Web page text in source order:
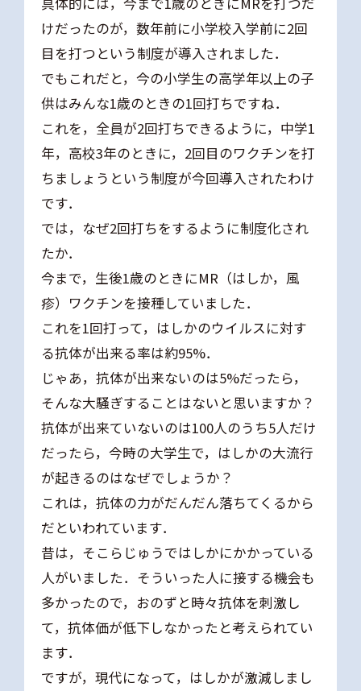
けだったのが，数年前に小学校入学前に2回
目を打つという制度が導入されました．
でもこれだと，今の小学生の高学年以上の子
供はみんな1歳のときの1回打ちですね．
これを，全員が2回打ちできるように，中学1
年，高校3年のときに，2回目のワクチンを打
ちましょうという制度が今回導入されたわけ
です．
では，なぜ2回打ちをするように制度化され
たか．
今まで，生後1歳のときにMR（はしか，風
疹）ワクチンを接種していました．
これを1回打って，はしかのウイルスに対す
る抗体が出来る率は約95%．
じゃあ，抗体が出来ないのは5%だったら，
そんな大騒ぎすることはないと思いますか？
抗体が出来ていないのは100人のうち5人だけ
だったら，今時の大学生で，はしかの大流行
が起きるのはなぜでしょうか？
これは，抗体の力がだんだん落ちてくるから
だといわれています．
昔は，そこらじゅうではしかにかかっている
人がいました．そういった人に接する機会も
多かったので，おのずと時々抗体を刺激し
て，抗体価が低下しなかったと考えられてい
ます．
ですが，現代になって，はしかが激減しまし